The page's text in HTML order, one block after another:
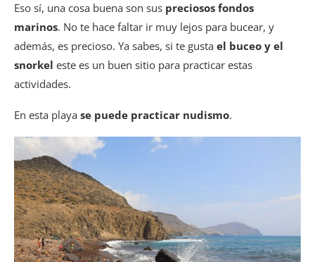
Eso sí, una cosa buena son sus preciosos fondos
marinos. No te hace faltar ir muy lejos para bucear, y
además, es precioso. Ya sabes, si te gusta el buceo y el
snorkel este es un buen sitio para practicar estas
actividades.
En esta playa se puede practicar nudismo.